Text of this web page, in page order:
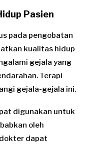
Pasien
pada pengobatan
kualitas hidup
gejala yang
Terapi
gejala-gejala ini.
digunakan untuk
oleh
dapat